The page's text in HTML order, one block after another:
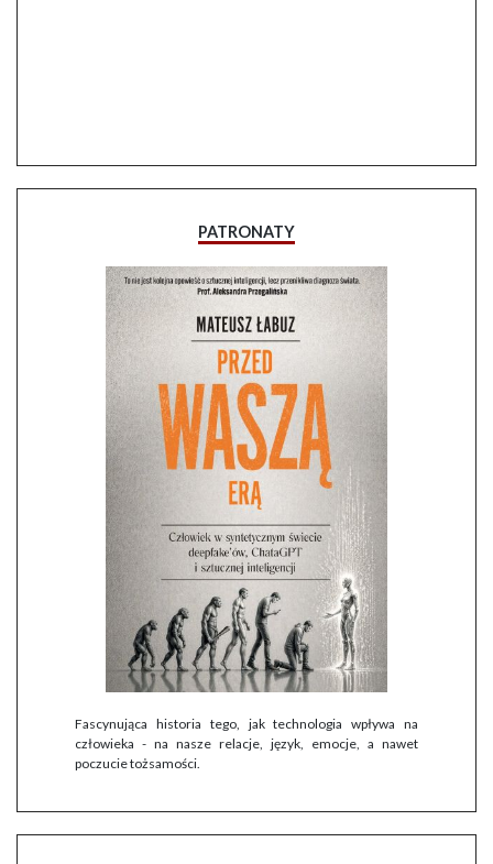
PATRONATY
Fascynująca historia tego, jak technologia wpływa na
człowieka - na nasze relacje, język, emocje, a nawet
poczucie tożsamości.